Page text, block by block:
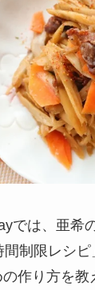
では、亜希
間制限レシ
の作り方を